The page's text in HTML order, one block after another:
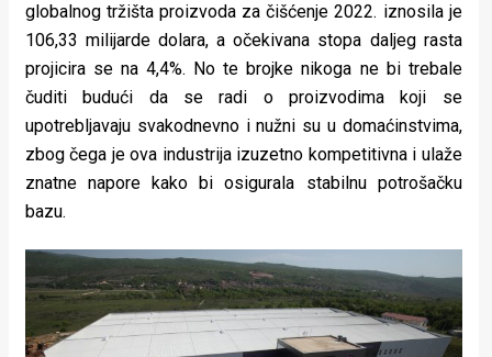
Ideje
koje
Urban
Places
Aktivizam
Aktuelnosti
Promo
globalnog tržišta proizvoda za čišćenje 2022. iznosila je
106,33 milijarde dolara, a očekivana stopa daljeg rasta
projicira se na 4,4%. No te brojke nikoga ne bi trebale
čuditi budući da se radi o proizvodima koji se
upotrebljavaju svakodnevno i nužni su u domaćinstvima,
zbog čega je ova industrija izuzetno kompetitivna i ulaže
znatne napore kako bi osigurala stabilnu potrošačku
bazu.